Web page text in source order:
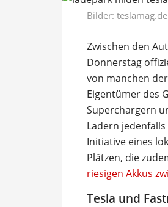
Bilder: teslamag.de
Zwischen den
Donnerstag
von manchen
Eigentümer des
Superchargern
Ladern
Initiative eines
Plätzen, die
riesigen Akkus
Tesla und